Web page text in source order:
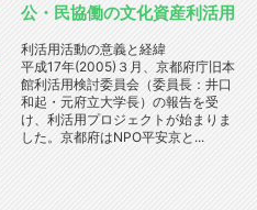
公・民協働の文化資産利活用
利活用活動の意義と経緯
平成17年(2005)３月、京都府庁旧本
館利活用検討委員会（委員長：井口
和起・元府立大学長）の報告を受
け、利活用プロジェクトが始まりま
した。京都府はNPO平安京と...